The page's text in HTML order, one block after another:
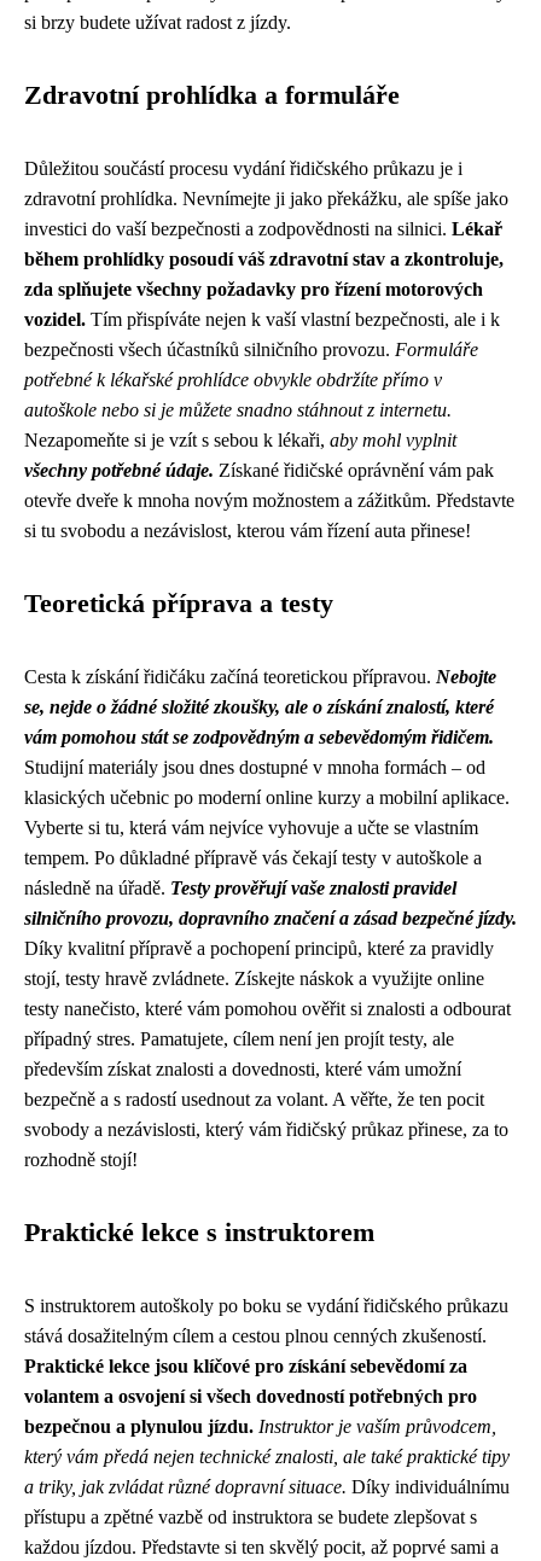
si brzy budete užívat radost z jízdy.
Zdravotní prohlídka a formuláře
Důležitou součástí procesu vydání řidičského průkazu je i
zdravotní prohlídka. Nevnímejte ji jako překážku, ale spíše jako
investici do vaší bezpečnosti a zodpovědnosti na silnici. Lékař
během prohlídky posoudí váš zdravotní stav a zkontroluje,
zda splňujete všechny požadavky pro řízení motorových
vozidel. Tím přispíváte nejen k vaší vlastní bezpečnosti, ale i k
bezpečnosti všech účastníků silničního provozu. Formuláře
potřebné k lékařské prohlídce obvykle obdržíte přímo v
autoškole nebo si je můžete snadno stáhnout z internetu.
Nezapomeňte si je vzít s sebou k lékaři, aby mohl vyplnit
všechny potřebné údaje. Získané řidičské oprávnění vám pak
otevře dveře k mnoha novým možnostem a zážitkům. Představte
si tu svobodu a nezávislost, kterou vám řízení auta přinese!
Teoretická příprava a testy
Cesta k získání řidičáku začíná teoretickou přípravou. Nebojte
se, nejde o žádné složité zkoušky, ale o získání znalostí, které
vám pomohou stát se zodpovědným a sebevědomým řidičem.
Studijní materiály jsou dnes dostupné v mnoha formách – od
klasických učebnic po moderní online kurzy a mobilní aplikace.
Vyberte si tu, která vám nejvíce vyhovuje a učte se vlastním
tempem. Po důkladné přípravě vás čekají testy v autoškole a
následně na úřadě. Testy prověřují vaše znalosti pravidel
silničního provozu, dopravního značení a zásad bezpečné jízdy.
Díky kvalitní přípravě a pochopení principů, které za pravidly
stojí, testy hravě zvládnete. Získejte náskok a využijte online
testy nanečisto, které vám pomohou ověřit si znalosti a odbourat
případný stres. Pamatujete, cílem není jen projít testy, ale
především získat znalosti a dovednosti, které vám umožní
bezpečně a s radostí usednout za volant. A věřte, že ten pocit
svobody a nezávislosti, který vám řidičský průkaz přinese, za to
rozhodně stojí!
Praktické lekce s instruktorem
S instruktorem autoškoly po boku se vydání řidičského průkazu
stává dosažitelným cílem a cestou plnou cenných zkušeností.
Praktické lekce jsou klíčové pro získání sebevědomí za
volantem a osvojení si všech dovedností potřebných pro
bezpečnou a plynulou jízdu. Instruktor je vaším průvodcem,
který vám předá nejen technické znalosti, ale také praktické tipy
a triky, jak zvládat různé dopravní situace. Díky individuálnímu
přístupu a zpětné vazbě od instruktora se budete zlepšovat s
každou jízdou. Představte si ten skvělý pocit, až poprvé sami a